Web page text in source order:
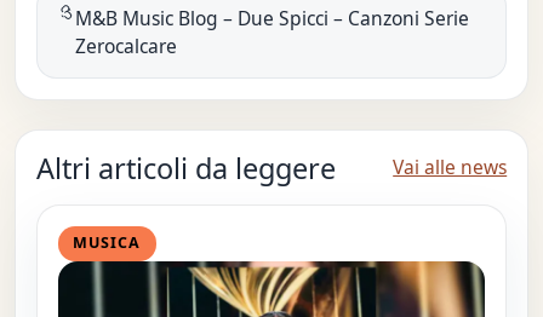
M&B Music Blog – Due Spicci – Canzoni Serie
Zerocalcare
Altri articoli da leggere Vai alle news
MUSICA